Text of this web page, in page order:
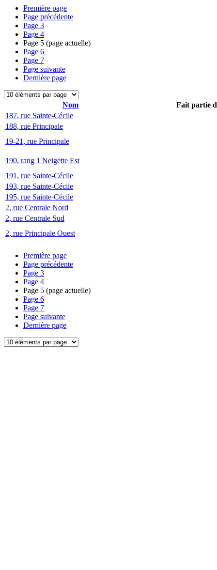
Première page
Page précédente
Page 3
Page 4
Page 5 (page actuelle)
Page 6
Page 7
Page suivante
Dernière page
Nom
Fait partie
187, rue Sainte-Cécile
188, rue Principale
19-21, rue Principale
190, rang 1 Neigette Est
191, rue Sainte-Cécile
193, rue Sainte-Cécile
195, rue Sainte-Cécile
2, rue Centrale Nord
2, rue Centrale Sud
2, rue Principale Ouest
Première page
Page précédente
Page 3
Page 4
Page 5 (page actuelle)
Page 6
Page 7
Page suivante
Dernière page